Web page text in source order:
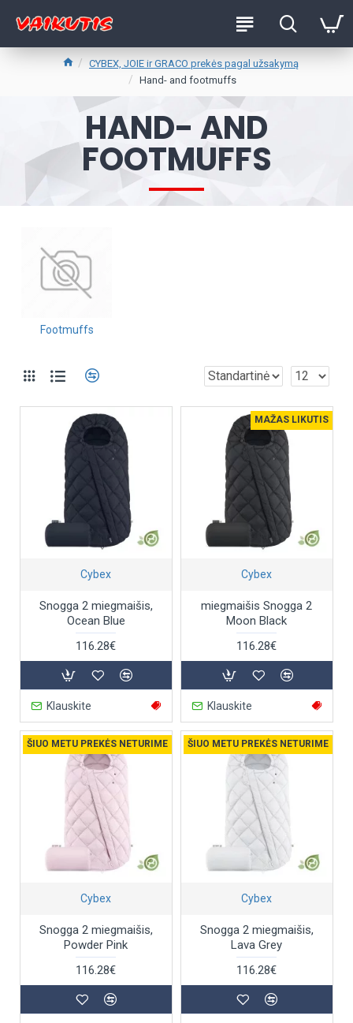
CYBEX, JOIE ir GRACO prekės pagal užsakymą
Hand- and footmuffs
HAND- AND
FOOTMUFFS
Footmuffs
Cybex
Snogga 2 miegmaišis,
Ocean Blue
116.28€
Klauskite
MAŽAS LIKUTIS
Cybex
miegmaišis Snogga 2
Moon Black
116.28€
Klauskite
ŠIUO METU PREKĖS NETURIME
Cybex
Snogga 2 miegmaišis,
Powder Pink
116.28€
ŠIUO METU PREKĖS NETURIME
Cybex
Snogga 2 miegmaišis,
Lava Grey
116.28€